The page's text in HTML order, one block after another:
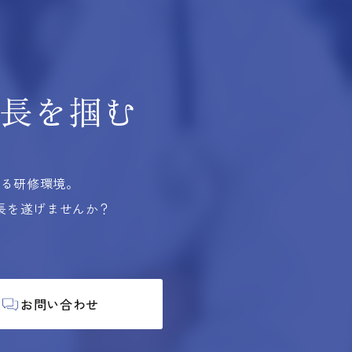
を掴む
研修環境。
遂げませんか？
お問い合わせ